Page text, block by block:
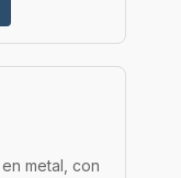
metal, con